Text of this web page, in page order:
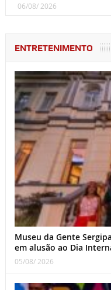
06/08/ 2026
ENTRETENIMENTO
Museu da Gente
em alusão ao Dia
05/08/ 2026